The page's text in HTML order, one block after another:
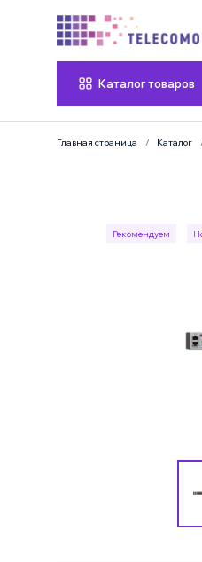
Каталог товаров
Главная страница Каталог
Рекомендуем